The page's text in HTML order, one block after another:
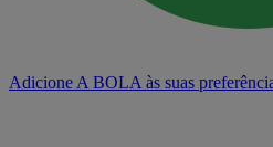
Adicione A BOLA às suas